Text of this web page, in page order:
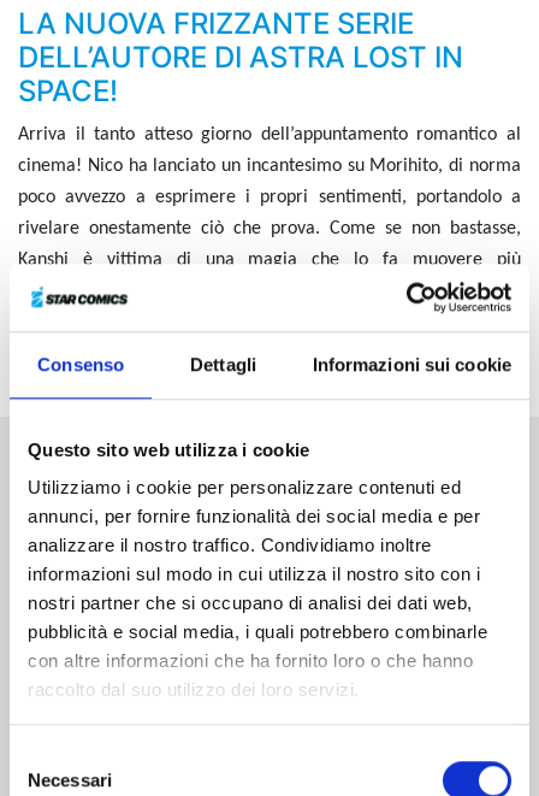
Consenso Dettagli Informazioni sui cookie
Questo sito web utilizza i cookie
Utilizziamo i cookie per personalizzare contenuti ed
annunci, per fornire funzionalità dei social media e per
analizzare il nostro traffico. Condividiamo inoltre
informazioni sul modo in cui utilizza il nostro sito con i
nostri partner che si occupano di analisi dei dati web,
pubblicità e social media, i quali potrebbero combinarle
con altre informazioni che ha fornito loro o che hanno
raccolto dal suo utilizzo dei loro servizi.
delNecessari
LA NUOVA FRIZZANTE SERIE
DELL’AUTORE DI ASTRA LOST IN
SPACE!
Arriva il tanto atteso giorno dell’appuntamento romantico al
cinema! Nico ha lanciato un incantesimo su Morihito, di norma
poco avvezzo a esprimere i propri sentimenti, portandolo a
rivelare onestamente ciò che prova. Come se non bastasse,
Kanshi è vittima di una magia che lo fa muovere più
velocemente e, arrivati finalmente alle meritate vacanze estive
nuova profezia...
Altri volumi della serie